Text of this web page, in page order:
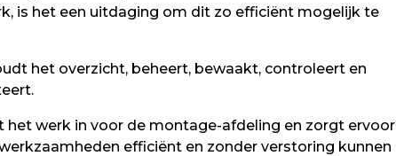
is het een uitdaging om dit zo efficiënt mogelijk te
het overzicht, beheert, bewaakt, controleert en
het werk in voor de montage-afdeling en zorgt ervoor
efficiënt en zonder verstoring kunnen